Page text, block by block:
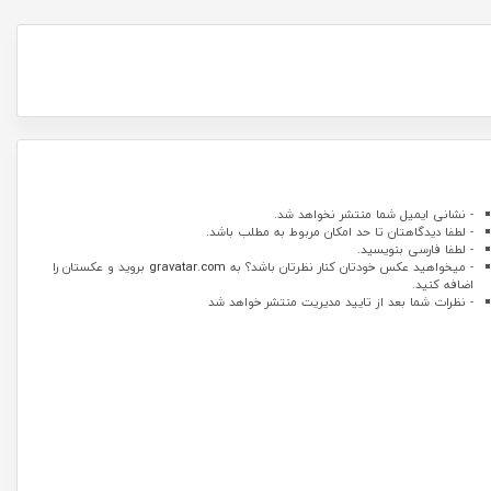
- نشانی ایمیل شما منتشر نخواهد شد.
- لطفا دیدگاهتان تا حد امکان مربوط به مطلب باشد.
- لطفا فارسی بنویسید.
- میخواهید عکس خودتان کنار نظرتان باشد؟ به gravatar.com بروید و عکستان را
اضافه کنید.
- نظرات شما بعد از تایید مدیریت منتشر خواهد شد